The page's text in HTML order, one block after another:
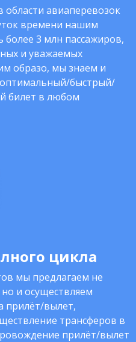
авиаперевозок
времени нашим
более 3 млн пассажиров,
и уважаемых
образо, мы знаем и
быстрый/
билет в любом
цикла
мы предлагаем не
и осуществляем
прилёт/вылет,
трансферов в
прилёт/вылет